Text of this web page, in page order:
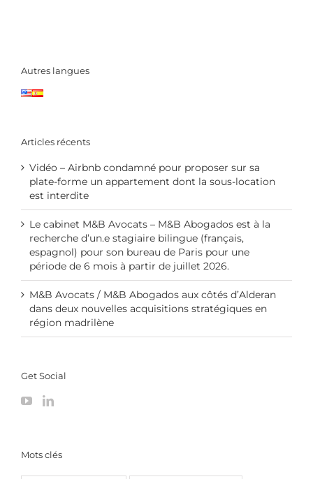
Autres langues
Articles récents
Vidéo – Airbnb condamné pour proposer sur sa
plate-forme un appartement dont la sous-location
est interdite
Le cabinet M&B Avocats – M&B Abogados est à la
recherche d’un.e stagiaire bilingue (français,
espagnol) pour son bureau de Paris pour une
période de 6 mois à partir de juillet 2026.
M&B Avocats / M&B Abogados aux côtés d’Alderan
dans deux nouvelles acquisitions stratégiques en
région madrilène
Get Social
Mots clés